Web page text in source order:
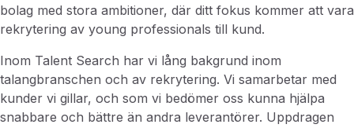
bolag med stora ambitioner, där ditt fokus kommer att vara
rekrytering av young professionals till kund.
Inom Talent Search har vi lång bakgrund inom
talangbranschen och av rekrytering. Vi samarbetar med
kunder vi gillar, och som vi bedömer oss kunna hjälpa
snabbare och bättre än andra leverantörer. Uppdragen